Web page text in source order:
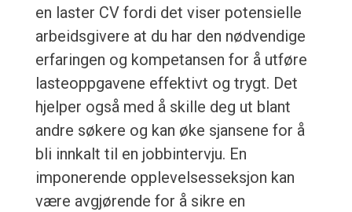
en laster CV fordi det viser potensielle
arbeidsgivere at du har den nødvendige
erfaringen og kompetansen for å utføre
lasteoppgavene effektivt og trygt. Det
hjelper også med å skille deg ut blant
andre søkere og kan øke sjansene for å
bli innkalt til en jobbintervju. En
imponerende opplevelsesseksjon kan
være avgjørende for å sikre en